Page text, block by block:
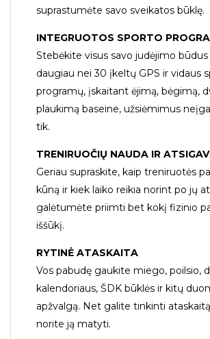
suprastumėte savo sveikatos būklę.
INTEGRUOTOS SPORTO
Stebėkite visus savo judėjimo
daugiau nei 30 įkeltų GPS ir vidaus
programų, įskaitant ėjimą, bėgimą,
plaukimą baseine, užsiėmimus
tik.
TRENIRUOČIŲ NAUDA IR
Geriau supraskite, kaip treniruotės
kūną ir kiek laiko reikia norint po jų
galėtumėte priimti bet kokį fizinio
iššūkį.
RYTINĖ ATASKAITA
Vos pabudę gaukite miego, poilsio,
kalendoriaus, ŠDK būklės ir kitų
apžvalgą. Net galite tinkinti
norite ją matyti.